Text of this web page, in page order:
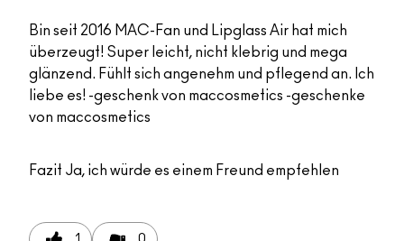
Bin seit 2016 MAC-Fan und Lipglass Air hat mich
überzeugt! Super leicht, nicht klebrig und mega
glänzend. Fühlt sich angenehm und pflegend an. Ich
liebe es! -geschenk von maccosmetics -geschenke
von maccosmetics
Fazit Ja, ich würde es einem Freund empfehlen